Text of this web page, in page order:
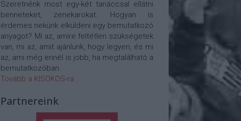
Szeretnénk most egy-két tanáccsal ellátni
benneteket, zenekarokat. Hogyan is
érdemes nekünk elküldeni egy bemutatkozó
anyagot? Mi az, amire feltétlen szükségetek
van, mi az, amit ajánlunk, hogy legyen, és mi
az, ami még ennél is jobb, ha megtalálható a
bemutatkozóban.
Tovább a KISOKOS-ra
Partnereink